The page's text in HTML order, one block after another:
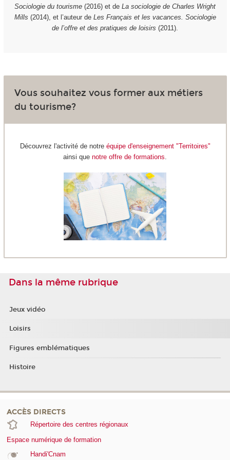
Sociologie du tourisme (2016) et de La sociologie de Charles Wright
Mills (2014), et l’auteur de Les Français et les vacances. Sociologie
de l’offre et des pratiques de loisirs (2011).
Vous souhaitez vous former aux métiers
du tourisme?
Découvrez l'activité de notre équipe d'enseignement "Territoires"
ainsi que notre offre de formations.
Dans la même rubrique
Jeux vidéo
Loisirs
Figures emblématiques
Histoire
ACCÈS DIRECTS
Répertoire des centres régionaux
Espace numérique de formation
Handi'Cnam